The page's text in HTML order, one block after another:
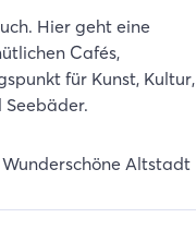
Hier geht eine
Cafés,
für Kunst, Kultur,
Seebäder.
Wunderschöne Altstadt